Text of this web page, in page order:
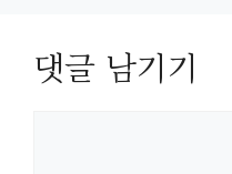
댓글 남기기